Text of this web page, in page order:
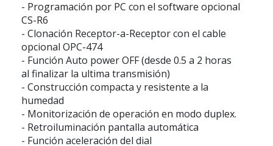
- Programación por PC con el software opcional
CS-R6
- Clonación Receptor-a-Receptor con el cable
opcional OPC-474
- Función Auto power OFF (desde 0.5 a 2 horas
al finalizar la ultima transmisión)
- Construcción compacta y resistente a la
humedad
- Monitorización de operación en modo duplex.
- Retroiluminación pantalla automática
- Función aceleración del dial